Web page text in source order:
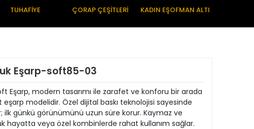
TUHAFİYE ÇORAP ÇEŞİTLERİ KADIN EŞOFMAN ALTI
Eşarp-soft85-03
Eşarp, modern tasarımı ile zarafet ve konforu bir arada
modelidir. Özel dijital baskı teknolojisi sayesinde
ilk günkü görünümünü uzun süre korur. Kaymaz ve
hayatta veya özel kombinlerde rahat kullanım sağlar.